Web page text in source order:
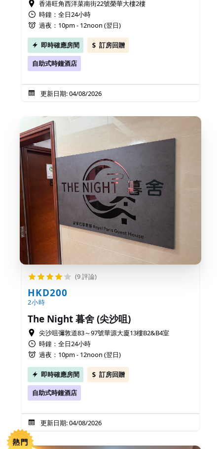
香港旺角西洋菜南街22號榮華大樓2樓
時鐘：全日24小時
過夜：10pm - 12noon (翌日)
即時確應房間 訂房回贈
自助式時鐘酒店
更新日期: 04/08/2026
(9 評論)
HKD200
2小時
The Night 暮舍 (尖沙咀)
尖沙咀彌敦道83～97號華源大廈13樓B2&B4室
時鐘：全日24小時
過夜：10pm - 12noon (翌日)
即時確應房間 訂房回贈
自助式時鐘酒店
更新日期: 04/08/2026